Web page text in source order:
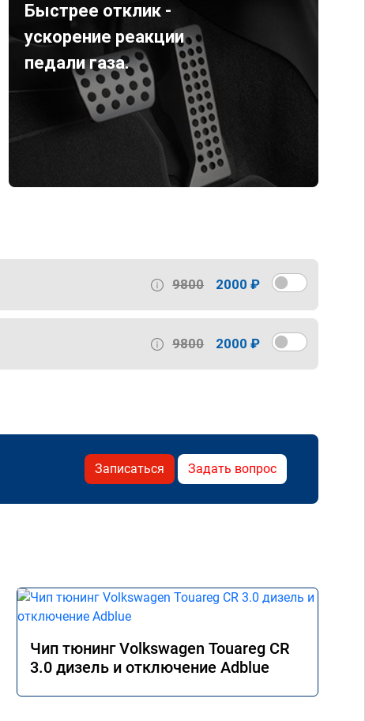
Быстрее отклик -
ускорение реакции
педали газа.
9800 2000 ₽
9800 2000 ₽
Записаться Задать вопрос
Чип тюнинг Volkswagen Touareg CR
3.0 дизель и отключение Adblue